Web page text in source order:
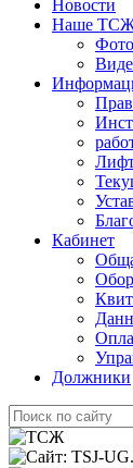
Новости
Наше
Кабинет
Должники